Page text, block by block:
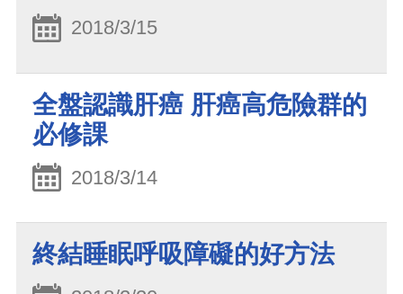
2018/3/15
全盤認識肝癌 肝癌高危險群的
必修課
2018/3/14
終結睡眠呼吸障礙的好方法